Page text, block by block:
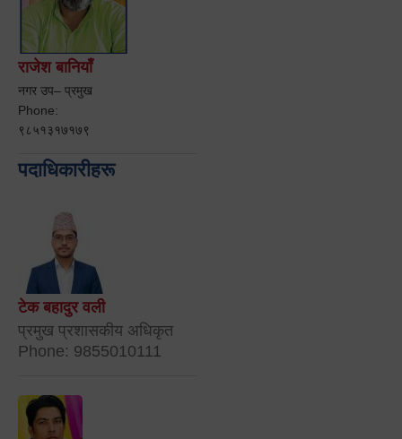
राजेश बानियाँ
नगर उप– प्रमुख
Phone:
९८५१३१७१७९
पदाधिकारीहरू
टेक बहादुर वली
प्रमुख प्रशासकीय अधिकृत
Phone: 9855010111